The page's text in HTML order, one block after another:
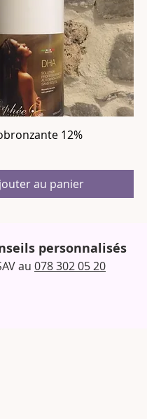
12%
au panier
personnalisés
au 078 302 05 20